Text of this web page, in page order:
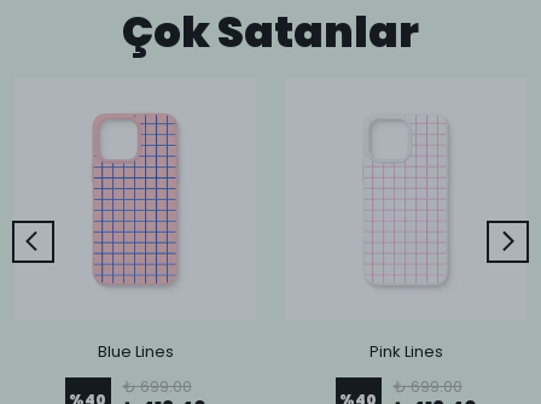
Çok Satanlar
Blue Lines
%40
₺ 699.00
Pink Lines
%40
₺ 699.00